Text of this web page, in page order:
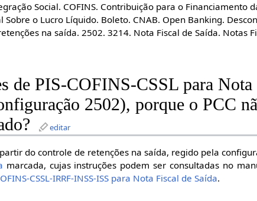
Social. COFINS. Contribuição para o Financiamento
Sobre o Lucro Líquido. Boleto. CNAB. Open Banking.
na saída. 2502. 3214. Nota Fiscal de Saída. Notas
de PIS-COFINS-CSSL para Nota
2502), porque o PCC
editar
do controle de retenções na saída, regido pela
marcada, cujas instruções podem ser consultadas no
CSSL-IRRF-INSS-ISS para Nota Fiscal de Saída.